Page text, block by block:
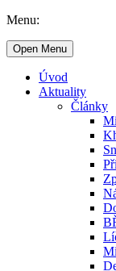
Menu:
Open Menu
Úvod
Aktuality
Články